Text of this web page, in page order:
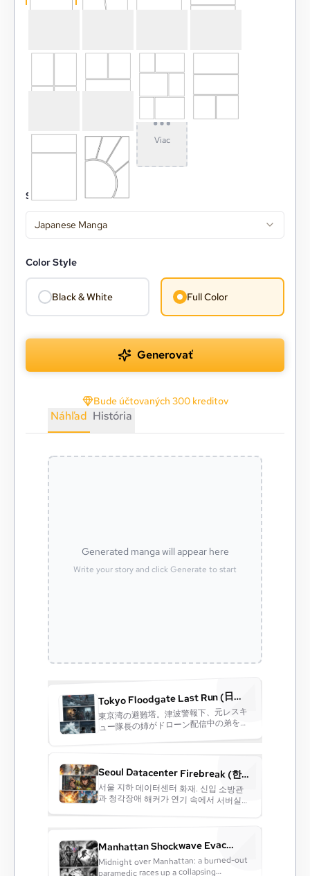
Viac
Style
Japanese Manga
Color Style
Black & White Full Color
Generovať
Bude účtovaných 300 kreditov
Náhľad História
Generated manga will appear here
Write your story and click Generate to start
Tokyo Floodgate Last Run (日本
語)
東京湾の避難塔。津波警報下、元レスキ
ュー隊長の姉がドローン配信中の弟を崩
落歩道橋で救出。停電した避難エレベー
ターを非常電源で復旧し群衆を上階へ。
が爆発。二人は息を切らし街の再点灯を
見上げる。超高密度、シネマ級、強コン
トラスト、躍動分鏡。
Seoul Datacenter Firebreak (한
국어)
서울 지하 데이터센터 화재. 신입 소방관
과 청각장애 해커가 연기 속에서 서버실을
돌파한다. 스프링클러가 폭우처럼 쏟아지
고, 불꽃이 천장을 타고 번진다. 해커는 진
동 신호로 대피 경로를 지시하고, 소방관
은 마지막 전원 차단기를 맨손으로 내린
다. 3초 뒤 폭발과 함께 불길이 꺼지고, 도
시 전광판이 다시 켜진다. 둘은 젖은 바닥
에 주저앉아 웃는다. 초강렬, 영화급, 다이
Manhattan Shockwave Evac
(English)
Midnight over Manhattan: a burned-out
paramedic races up a collapsing